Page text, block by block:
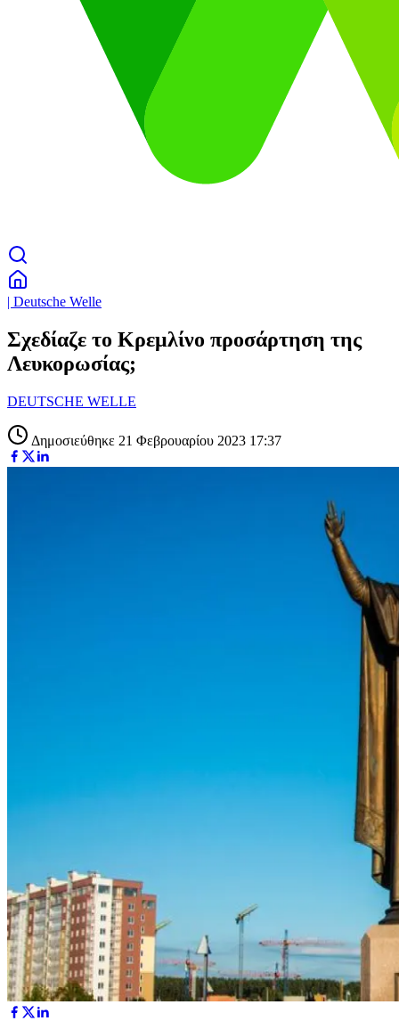
| Deutsche Welle
Σχεδίαζε το Κρεμλίνο προσάρτηση της
Λευκορωσίας;
DEUTSCHE WELLE
Δημοσιεύθηκε 21 Φεβρουαρίου 2023 17:37